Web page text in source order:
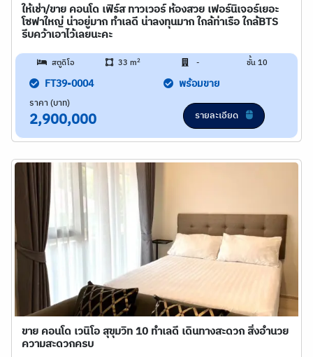
ให้เช่า/ขาย คอนโด เฟิร์ส ทาวเวอร์ ห้องสวย เฟอร์นิเจอร์เยอะ
โซฟาใหญ่ น่าอยู่มาก ทำเลดี น่าลงทุนมาก ใกล้ท่าเรือ ใกล้BTS
รีบคว้าเอาไว้เลยนะคะ
สตูดิโอ 33 m2 - ชั้น 10
FT39-0004 พร้อมขาย
ราคา (บาท)
2,900,000 รายละเอียด
ขาย คอนโด เวนิโอ สุขุมวิท 10 ทำเลดี เดินทางสะดวก สิ่งอำนวย
ความสะดวกครบ